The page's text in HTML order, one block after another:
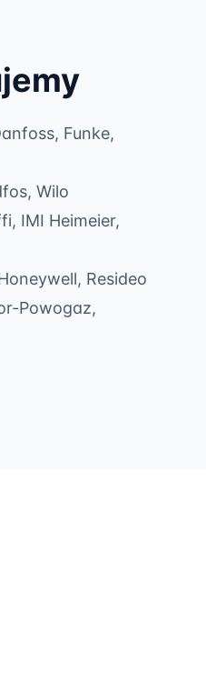
Funke,
Wilo
IMI Heimeier,
Resideo
Powogaz,